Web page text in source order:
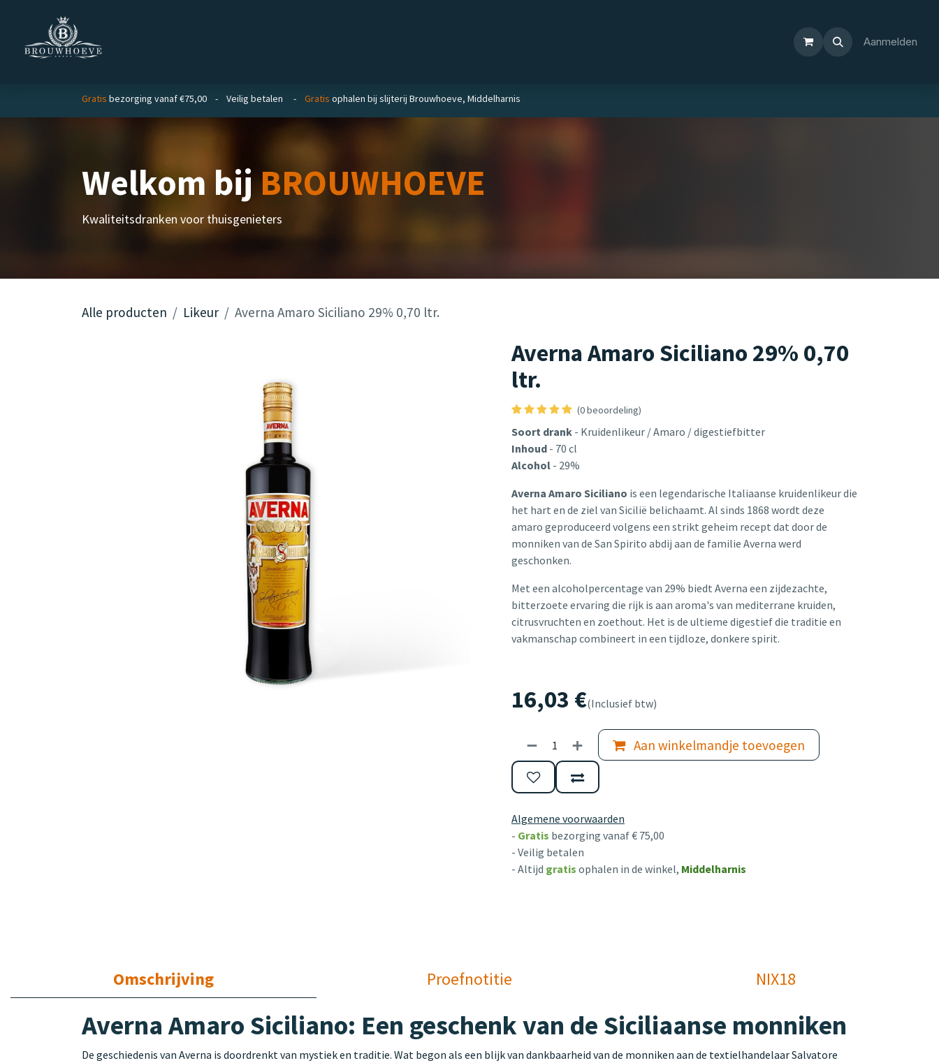
Aanmelden
Gratis bezorging vanaf €75,00 - Veilig betalen - Gratis ophalen bij slijterij Brouwhoeve, Middelharnis
Welkom bijBROUWHOEVE
Kwaliteitsdranken voor thuisgenieters
Alle producten Likeur Averna Amaro Siciliano 29% 0,70 ltr.
Averna Amaro Siciliano 29% 0,70
ltr.
(0 beoordeling)
Soort drank - Kruidenlikeur / Amaro / digestiefbitter
Inhoud - 70 cl
Alcohol - 29%
Averna Amaro Siciliano is een legendarische Italiaanse kruidenlikeur die
het hart en de ziel van Sicilië belichaamt. Al sinds 1868 wordt deze
amaro geproduceerd volgens een strikt geheim recept dat door de
monniken van de San Spirito abdij aan de familie Averna werd
geschonken.
Met een alcoholpercentage van 29% biedt Averna een zijdezachte,
bitterzoete ervaring die rijk is aan aroma's van mediterrane kruiden,
citrusvruchten en zoethout. Het is de ultieme digestief die traditie en
vakmanschap combineert in een tijdloze, donkere spirit.
16,03 €(Inclusief btw)
Aan winkelmandje toevoegen
Algemene voorwaarden
- Gratis bezorging vanaf € 75,00
- Veilig betalen
- Altijd gratis ophalen in de winkel, Middelharnis
Omschrijving Proefnotitie NIX18
Averna Amaro Siciliano: Een geschenk van de Siciliaanse monniken
De geschiedenis van Averna is doordrenkt van mystiek en traditie. Wat begon als een blijk van dankbaarheid van de monniken aan de textielhandelaar Salvatore